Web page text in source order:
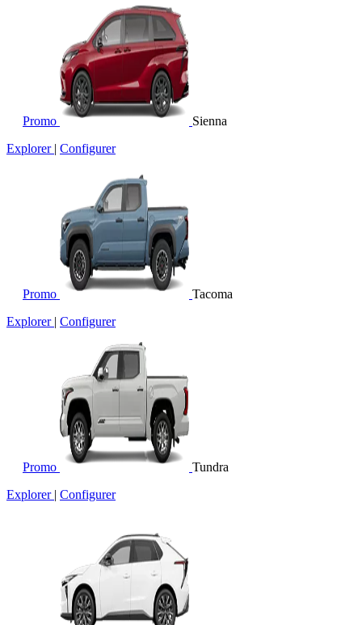
Promo
Sienna
Explorer | Configurer
Promo
Tacoma
Explorer | Configurer
Promo
Tundra
Explorer | Configurer